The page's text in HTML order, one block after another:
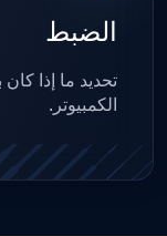
الضبط
الكمبيوتر.